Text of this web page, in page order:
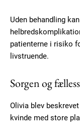
Uden behandling
patienterne i risiko
livstruende.
Sorgen og
Olivia blev
kvinde med store